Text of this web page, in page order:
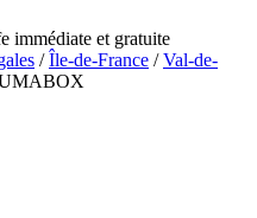
immédiate et gratuite
/Île-de-France /Val-de-